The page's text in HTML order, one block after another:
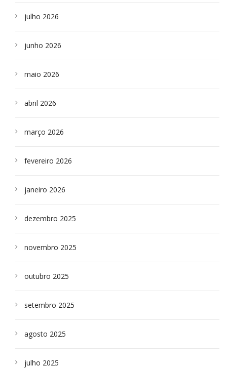
julho 2026
junho 2026
maio 2026
abril 2026
março 2026
fevereiro 2026
janeiro 2026
dezembro 2025
novembro 2025
outubro 2025
setembro 2025
agosto 2025
julho 2025